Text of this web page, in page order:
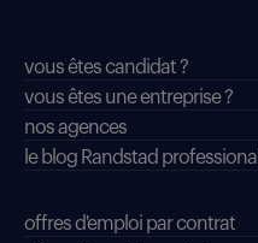
vous êtes candidat ?
vous êtes une entreprise ?
nos agences
le blog Randstad professional
offres d'emploi par contrat